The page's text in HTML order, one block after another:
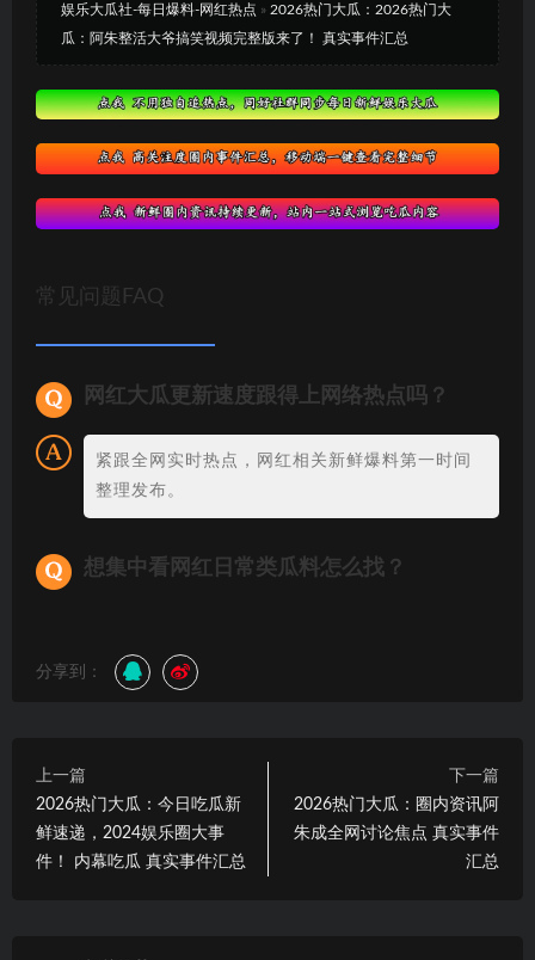
娱乐大瓜社-每日爆料-网红热点 » 2026热门大瓜：2026热门大
瓜：阿朱整活大爷搞笑视频完整版来了！ 真实事件汇总
常见问题FAQ
网红大瓜更新速度跟得上网络热点吗？
紧跟全网实时热点，网红相关新鲜爆料第一时间
整理发布。
想集中看网红日常类瓜料怎么找？
分享到：
上一篇
2026热门大瓜：今日吃瓜新
鲜速递，2024娱乐圈大事
件！ 内幕吃瓜 真实事件汇总
下一篇
2026热门大瓜：圈内资讯阿
朱成全网讨论焦点 真实事件
汇总